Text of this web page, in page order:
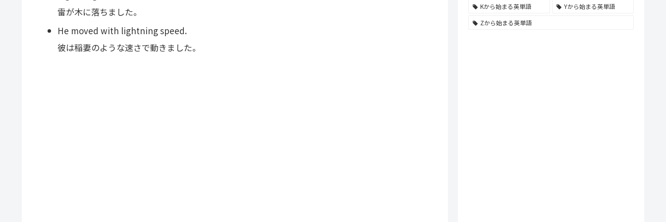
雷が木に落ちました。
He moved with lightning speed.
彼は稲妻のような速さで動きました。
Kから始まる英単語
Yから始まる英単語
Zから始まる英単語